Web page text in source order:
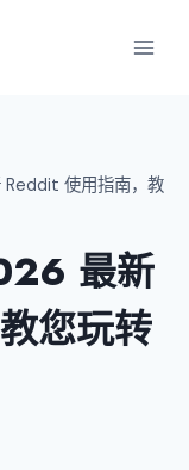
使用指南，教
最新
您玩转